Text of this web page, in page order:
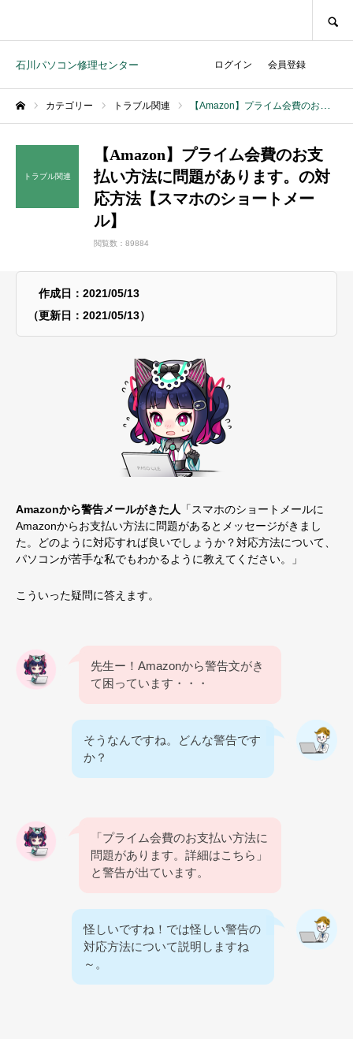
石川パソコン修理センター ログイン 会員登録
カテゴリー トラブル関連 【Amazon】プライム会費のお支払い方法に問題があります。の対応方法【スマホのショートメール】
トラブル関連
【Amazon】プライム会費のお支
払い方法に問題があります。の対
応方法【スマホのショートメー
ル】
閲覧数：89884
作成日：2021/05/13
（更新日：2021/05/13）
Amazonから警告メールがきた 人
「スマホのショートメールに
Amazonからお支払い方法に問題があるとメッセージがきまし
た。どのように対応すれば良いでしょうか？対応方法について、
パソコンが苦手な私でもわかるように教えてください。」
こういった疑問に答えます。
先生ー！Amazonから警告文がき
て困っています・・・
そうなんですね。どんな警告です
か？
「プライム会費のお支払い方法に
問題があります。詳細はこちら」
と警告が出ています。
怪しいですね！では怪しい警告の
対応方法について説明しますね
～。